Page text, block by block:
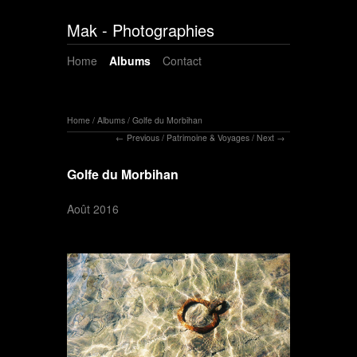
Mak - Photographies
Home Albums Contact
Home / Albums / Golfe du Morbihan
Previous / Patrimoine & Voyages / Next
Golfe du Morbihan
Août 2016